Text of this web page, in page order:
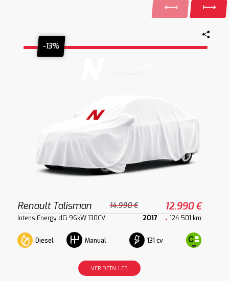
-13%
Renault Talisman 14.990 € 12.990 €
Intens Energy dCi 96kW 130CV 2017 124.501 km
Diesel Manual 131 cv
VER DETALLES